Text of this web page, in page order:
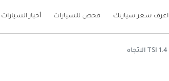
اعرف سعر سيارتك فحص للسيارات أخبار السيارات